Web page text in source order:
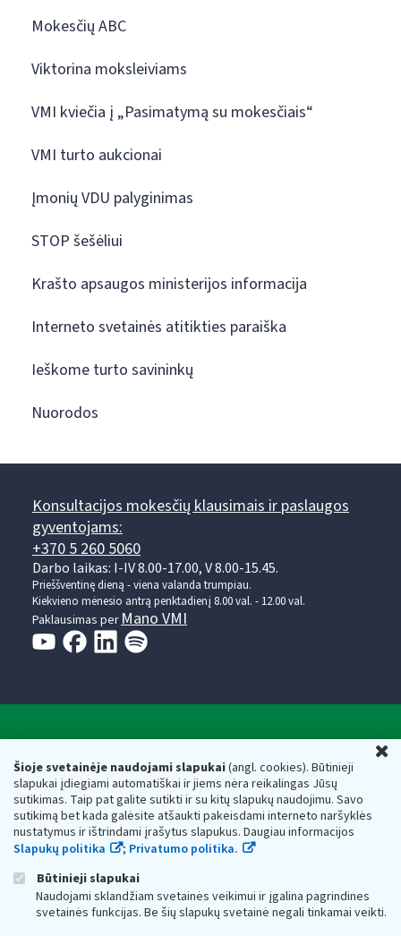
Šioje svetainėje naudojami slapukai(angl. cookies). Būtinieji
slapukai įdiegiami automatiškai ir jiems nėra reikalingas Jūsų
sutikimas. Taip pat galite sutikti ir su kitų slapukų naudojimu. Savo
sutikimą bet kada galėsite atšaukti pakeisdami interneto naršyklės
nustatymus ir ištrindami įrašytus slapukus. Daugiau informacijos
Slapukų politika
; Privatumo politika.
Būtinieji slapukai
Naudojami sklandžiam svetainės veikimui ir įgalina pagrindines
svetainės funkcijas. Be šių slapukų svetainė negali tinkamai veikti.
Mokesčių ABC
Viktorina moksleiviams
VMI kviečia į „Pasimatymą su mokesčiais“
VMI turto aukcionai
Įmonių VDU palyginimas
STOP šešėliui
Krašto apsaugos ministerijos informacija
Interneto svetainės atitikties paraiška
Ieškome turto savininkų
Nuorodos
Konsultacijos mokesčių klausimais ir paslaugos
gyventojams:
+370 5 260 5060
Darbo laikas: I-IV 8.00-17.00, V 8.00-15.45.
Prieššventinę dieną - viena valanda trumpiau.
Kiekvieno mėnesio antrą penktadienį 8.00 val. - 12.00 val.
Paklausimas per Mano VMI
Respublikos finansų ministerijos
Biudžetinė įstaiga. Juridinio asmens kodas — 188659752,
adresas: Vasario 16-osios g. 14, 01107 Vilnius, Lietuva, el.paštas:
vmi@vmi.lt, E. pristatymo dėžutės adresas 188659752
Duomenys apie Valstybinę mokesčių inspekciją prie Lietuvos
Respublikos finansų ministerijos kaupiami ir saugomi Juridinių